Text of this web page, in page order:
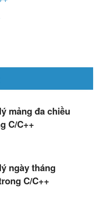
mảng đa chiều
C/C++
ngày tháng
C/C++